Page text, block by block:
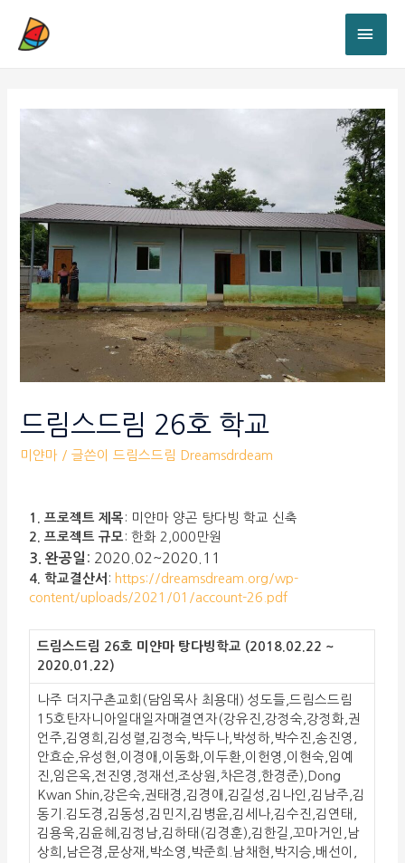
드림스드림 26호 학교
미얀마 / 글쓴이드림스드림 Dreamsdrdeam
1. 프로젝트 제목 : 미얀마 양곤 탕다빙 학교 신축
2. 프로젝트 규모 : 한화 2,000만원
3. 완공일 : 2020.02~2020.11
4. 학교결산서 : https://dreamsdream.org/wp-
content/uploads/2021/01/account-26.pdf
드림스드림 26호 미얀마 탕다빙학교 (2018.02.22 ~
2020.01.22)
나주 더지구촌교회(담임목사 최용대) 성도들,드림스드림
15호탄자니아일대일자매결연자(강유진,강정숙,강정화,권
언주,김영희,김성렬,김정숙,박두나,박성하,박수진,송진영,
안효순,유성현,이경애,이동화,이두환,이헌영,이현숙,임예
진,임은옥,전진영,정재선,조상원,차은경,한경준),Dong
Kwan Shin,강은숙,권태경,김경애,김길성,김나인,김남주,김
동기.김도경,김동성,김민지,김병윤,김세나,김수진,김연태,
김용욱,김윤혜,김정남,김하태(김경훈),김한길,꼬마거인,남
상희,남은경,문상재,박소영,박준희.남채현,박지승,배선이,